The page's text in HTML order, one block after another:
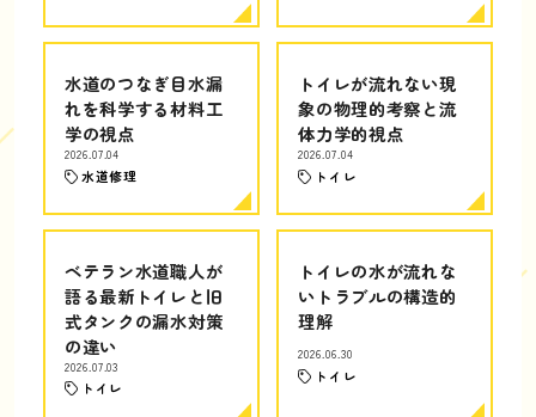
水道のつなぎ目水漏
れを科学する材料工
学の視点
2026.07.04
水道修理
トイレが流れない現
象の物理的考察と流
体力学的視点
2026.07.04
トイレ
ベテラン水道職人が
語る最新トイレと旧
式タンクの漏水対策
の違い
2026.07.03
トイレ
トイレの水が流れな
いトラブルの構造的
理解
2026.06.30
トイレ